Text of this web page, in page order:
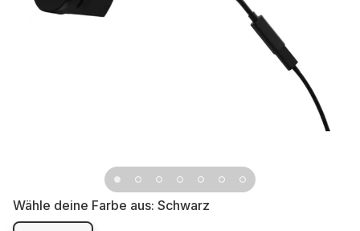
Wähle deine Farbe aus: Schwarz